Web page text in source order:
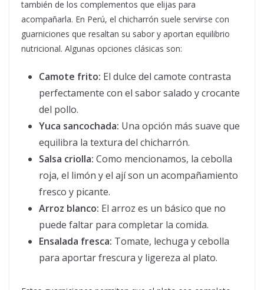
también de los complementos que elijas para
acompañarla. En Perú, el chicharrón suele servirse con
guarniciones que resaltan su sabor y aportan equilibrio
nutricional. Algunas opciones clásicas son:
Camote frito: El dulce del camote contrasta
perfectamente con el sabor salado y crocante
del pollo.
Yuca sancochada: Una opción más suave que
equilibra la textura del chicharrón.
Salsa criolla: Como mencionamos, la cebolla
roja, el limón y el ají son un acompañamiento
fresco y picante.
Arroz blanco: El arroz es un básico que no
puede faltar para completar la comida.
Ensalada fresca: Tomate, lechuga y cebolla
para aportar frescura y ligereza al plato.